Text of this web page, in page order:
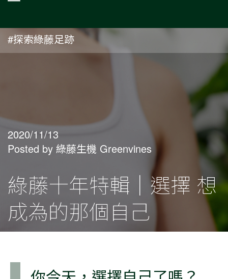
2020/11/13
Posted by 綠藤生機 Greenvines
#探索綠藤足跡
綠藤十年特輯｜選擇 想
成為的那個自己